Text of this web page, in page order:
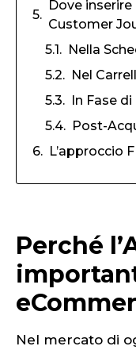
Dove
Customer
Nella
Nel
In Fase
Post-
L’approccio
Perché
Nel mercato di